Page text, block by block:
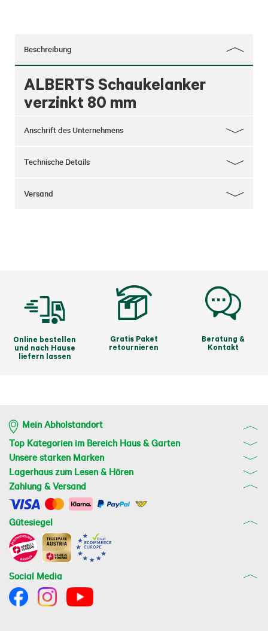
Beschreibung
ALBERTS Schaukelanker
verzinkt 80 mm
Anschrift des Unternehmens
Technische Details
Versand
Online bestellen
und nach Hause
liefern lassen
Gratis Paket
retournieren
Beratung &
Kontakt
Mein Abholstandort
Top Kategorien im Bereich Haus & Garten
Unsere starken Marken
Lagerhaus zum Lesen & Hören
Zahlung & Versand
Gütesiegel
Social Media